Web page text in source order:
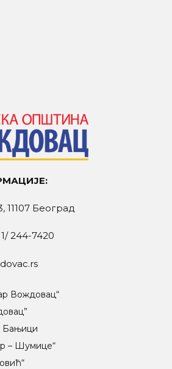
11107 Београд
244-7420
Вождовац“
Бањици
– Шумице“